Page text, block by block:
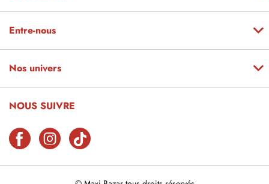
Entre-nous
Nos univers
NOUS SUIVRE